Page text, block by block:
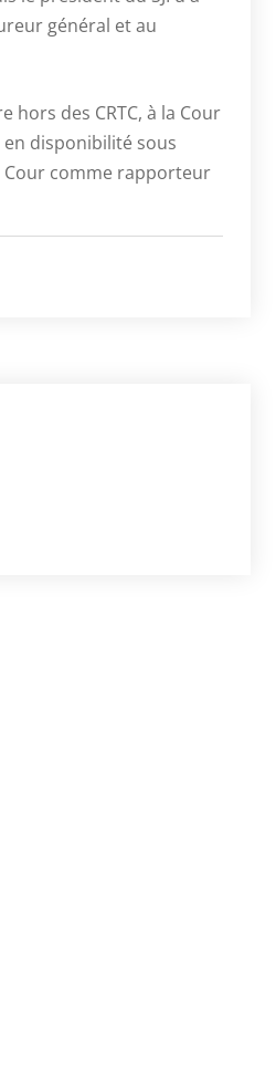
général et au
des CRTC, à la Cour
disponibilité sous
Cour comme rapporteur